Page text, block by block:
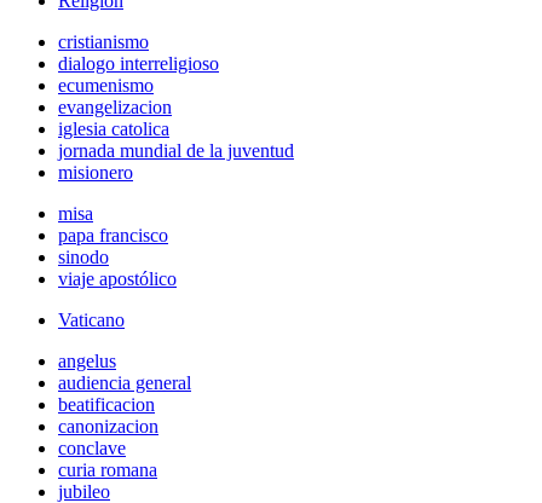
cristianismo
dialogo interreligioso
ecumenismo
evangelizacion
iglesia catolica
jornada mundial de la juventud
misionero
misa
papa francisco
sinodo
viaje apostólico
Vaticano
angelus
audiencia general
beatificacion
canonizacion
conclave
curia romana
jubileo